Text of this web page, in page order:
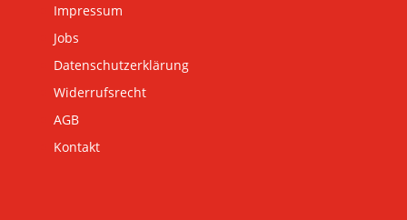
Impressum
Jobs
Datenschutzerklärung
Widerrufsrecht
AGB
Kontakt